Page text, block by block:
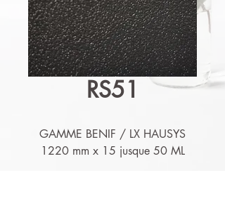
RS51
GAMME BENIF / LX HAUSYS
1220 mm x 15 jusque 50 ML